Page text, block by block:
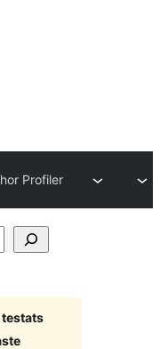
Profiler